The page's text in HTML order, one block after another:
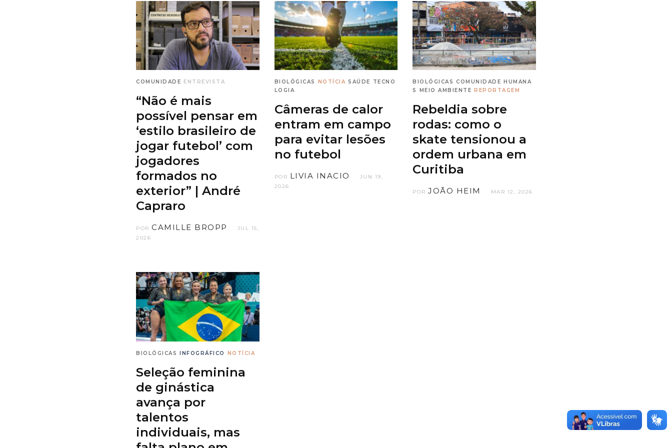
COMUNIDADE ENTREVISTA
“Não é mais
possível pensar em
‘estilo brasileiro de
jogar futebol’ com
jogadores
formados no
exterior” | André
Capraro
POR CAMILLE BROPP
JUL 15,
2026
BIOLÓGICAS NOTÍCIA SAÚDE
TECNO
LOGIA
Câmeras de calor
entram em campo
para evitar lesões
no futebol
POR LIVIA INACIO
JUN 19,
2026
BIOLÓGICAS COMUNIDADE
HUMANA
S
MEIO AMBIENTE REPORTAGEM
Rebeldia sobre
rodas: como o
skate tensionou a
ordem urbana em
Curitiba
PORJOÃO HEIM MAR 12, 2026
BIOLÓGICAS INFOGRÁFICO NOTÍCIA
Seleção feminina
de ginástica
avança por
talentos
individuais, mas